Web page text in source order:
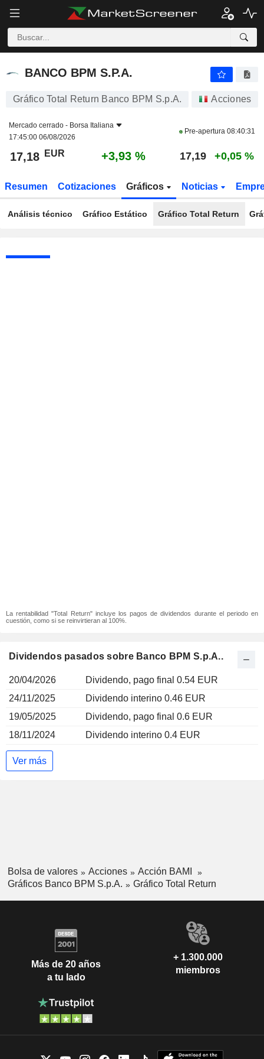
BANCO BPM S.P.A.
BANCO BPM S.P.A.
Gráfico Total Return Banco BPM S.p.A. Acciones
Mercado cerrado - Borsa Italiana
17:45:00 06/08/2026
Pre-apertura 08:40:31
17,18 EUR +3,93 % 17,19 +0,05 %
Resumen Cotizaciones Gráficos Noticias
Análisis técnico Gráfico Estático Gráfico Total Return
La rentabilidad "Total Return" incluye los pagos de dividendos durante el periodo en
cuestión, como si se reinvirtieran al 100%.
Dividendos pasados sobre Banco BPM S.p.A..
20/04/2026
Dividendo, pago final 0.54 EUR
24/11/2025
Dividendo interino 0.46 EUR
19/05/2025
Dividendo, pago final 0.6 EUR
18/11/2024
Dividendo interino 0.4 EUR
Ver más
Bolsa de valores Acciones
Acción BAMI
Gráficos Banco BPM S.p.A.
Gráfico Total Return
Más de 20 años
a tu lado
+ 1.300.000
miembros